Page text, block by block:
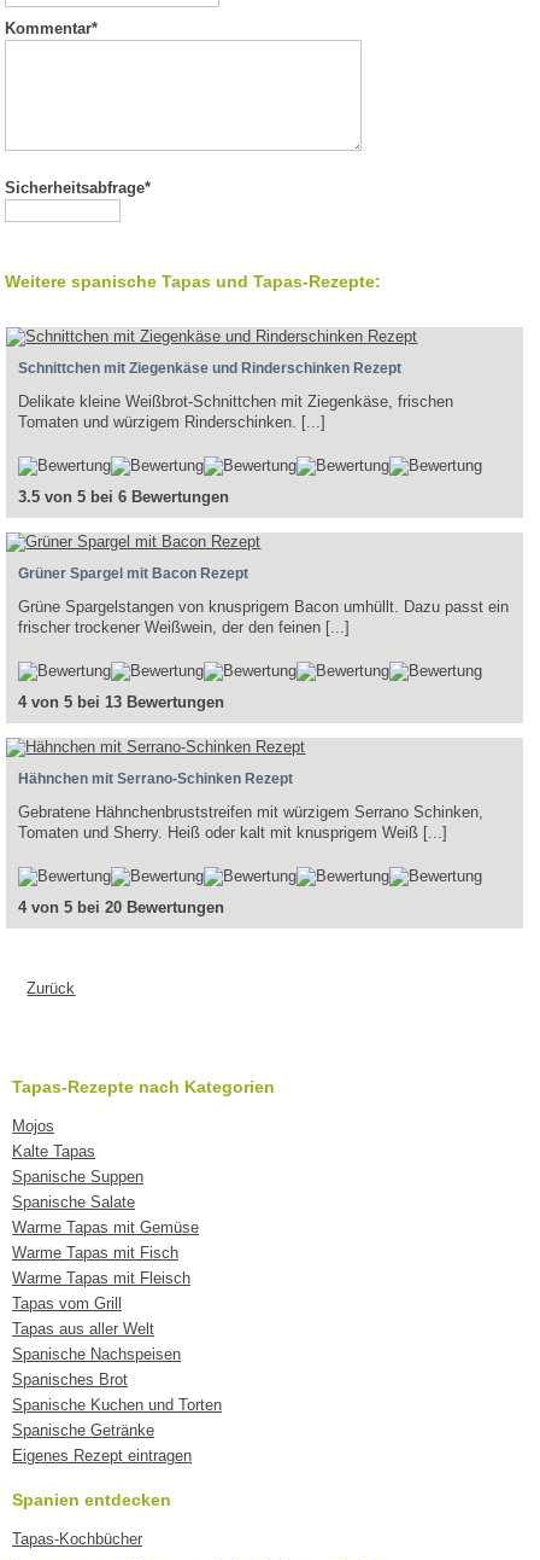
Kommentar*
Sicherheitsabfrage*
Weitere spanische Tapas und Tapas-Rezepte:
Schnittchen mit Ziegenkäse und Rinderschinken Rezept
Delikate kleine Weißbrot-Schnittchen mit Ziegenkäse, frischen
Tomaten und würzigem Rinderschinken. [...]
3.5 von 5 bei 6 Bewertungen
Grüner Spargel mit Bacon Rezept
Grüne Spargelstangen von knusprigem Bacon umhüllt. Dazu passt ein
frischer trockener Weißwein, der den feinen [...]
4 von 5 bei 13 Bewertungen
Hähnchen mit Serrano-Schinken Rezept
Gebratene Hähnchenbruststreifen mit würzigem Serrano Schinken,
Tomaten und Sherry. Heiß oder kalt mit knusprigem Weiß [...]
4 von 5 bei 20 Bewertungen
Zurück
Tapas-Rezepte nach Kategorien
Mojos
Kalte Tapas
Spanische Suppen
Spanische Salate
Warme Tapas mit Gemüse
Warme Tapas mit Fisch
Warme Tapas mit Fleisch
Tapas vom Grill
Tapas aus aller Welt
Spanische Nachspeisen
Spanisches Brot
Spanische Kuchen und Torten
Spanische Getränke
Eigenes Rezept eintragen
Spanien entdecken
Tapas-Kochbücher